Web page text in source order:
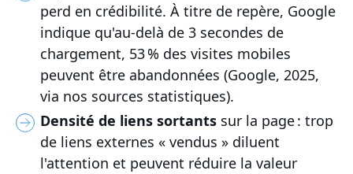
perd en crédibilité. À titre de repère, Google
indique qu'au-delà de 3 secondes de
chargement, 53 % des visites mobiles
peuvent être abandonnées (Google, 2025,
via nos sources statistiques).
Densité de liens sortants sur la page : trop
de liens externes « vendus » diluent
l'attention et peuvent réduire la valeur